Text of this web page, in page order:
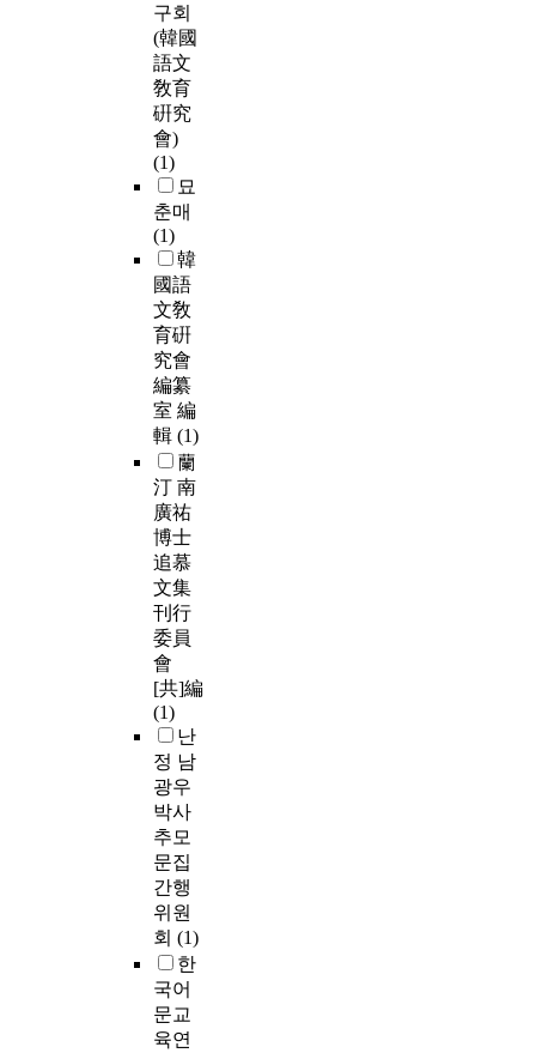
구회
(韓國
語文
敎育
硏究
會)
(1)
묘
춘매
(1)
韓
國語
文敎
育硏
究會
編纂
室 編
輯 (1)
蘭
汀 南
廣祐
博士
追慕
文集
刊行
委員
會
[共]編
(1)
난
정 남
광우
박사
추모
문집
간행
위원
회 (1)
한
국어
문교
육연